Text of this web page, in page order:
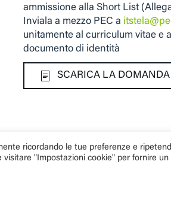
ammissione alla Short List
Inviala a mezzo PEC a
unitamente al curriculum vitae e
documento di identità
SCARICA LA DOMANDA
ricordando le tue preferenze e
"Impostazioni cookie" per fornire